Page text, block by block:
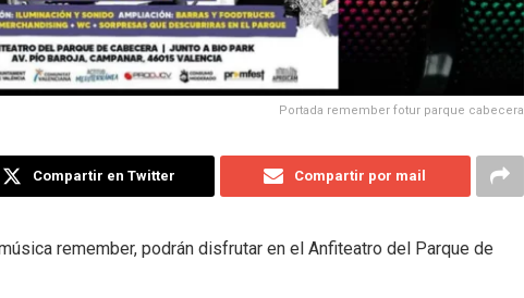
Portada remember fotur parque cabecera
Compartir en Twitter Compartir por mail
remember, podrán disfrutar en el Anfiteatro del Parque de